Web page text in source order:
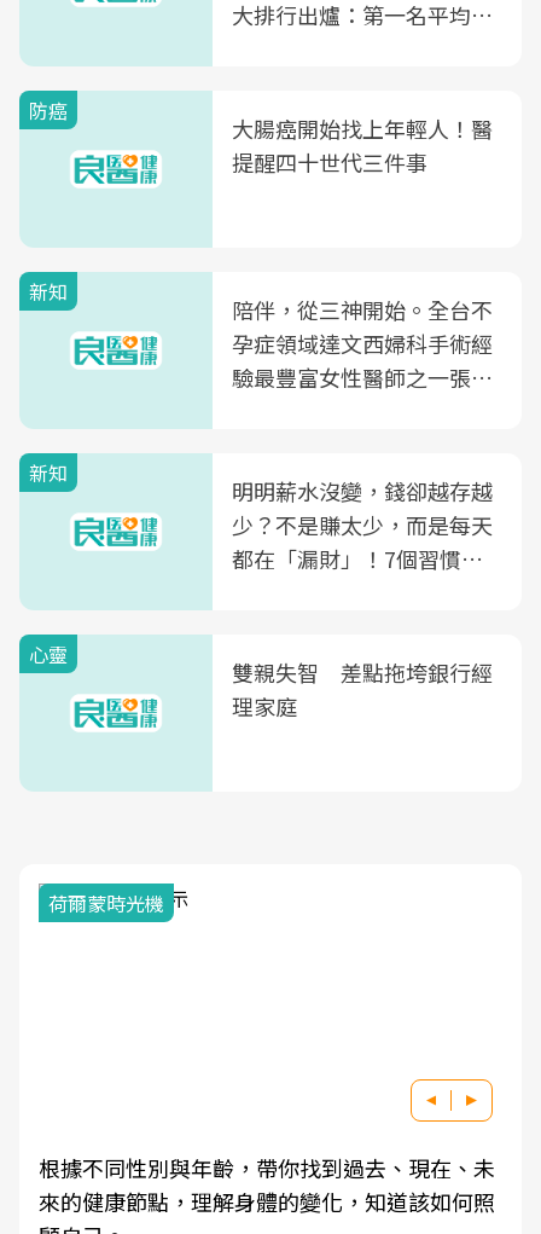
大排行出爐：第一名平均一
防癌
大腸癌開始找上年輕人！醫
提醒四十世代三件事
新知
陪伴，從三神開始。全台不
孕症領域達文西婦科手術經
驗最豐富女性醫師之一張永
光田醫院建構360度女性健
康照護生態圈
新知
明明薪水沒變，錢卻越存越
少？不是賺太少，而是每天
都在「漏財」！7個習慣一
心靈
雙親失智 差點拖垮銀行經
理家庭
荷爾蒙時光機
根據不同性別與年齡，帶你找到過去、現在、未
來的健康節點，理解身體的變化，知道該如何照